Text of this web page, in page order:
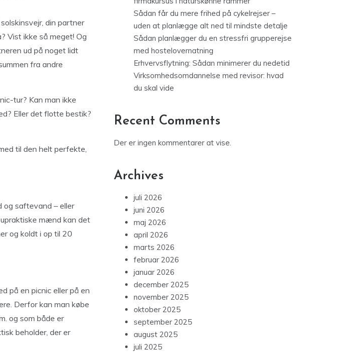
din partner
Vist ikke så meget! Og
ud på noget lidt
fra andre
tur? Kan man ikke
Eller det flotte bestik?
til den helt perfekte,
og saftevand – eller
mænd kan det
og koldt i op til 20
på en picnic eller på en
Derfor kan man købe
og som både er
beholder, der er
Sådan får du mere frihed på cykelrejser –
uden at planlægge alt ned til mindste detalje
Sådan planlægger du en stressfri grupperejse
med hostelovernatning
Erhvervsflytning: Sådan minimerer du nedetid
Virksomhedsomdannelse med revisor: hvad
du skal vide
Recent Comments
Der er ingen kommentarer at vise.
Archives
juli 2026
juni 2026
maj 2026
april 2026
marts 2026
februar 2026
januar 2026
december 2025
november 2025
oktober 2025
september 2025
august 2025
juli 2025